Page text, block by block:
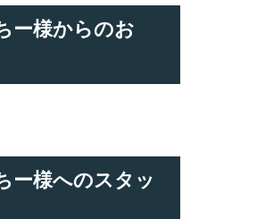
ー様からのお
ー様へのスタッ